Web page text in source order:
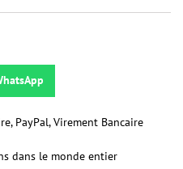
PayPal, Virement Bancaire
dans le monde entier